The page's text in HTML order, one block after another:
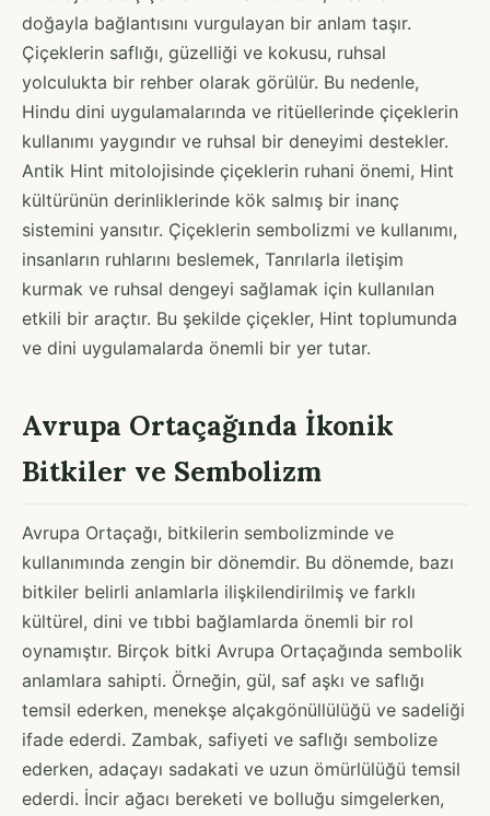
doğayla bağlantısını vurgulayan bir anlam taşır.
Çiçeklerin saflığı, güzelliği ve kokusu, ruhsal
yolculukta bir rehber olarak görülür. Bu nedenle,
Hindu dini uygulamalarında ve ritüellerinde çiçeklerin
kullanımı yaygındır ve ruhsal bir deneyimi destekler.
Antik Hint mitolojisinde çiçeklerin ruhani önemi, Hint
kültürünün derinliklerinde kök salmış bir inanç
sistemini yansıtır. Çiçeklerin sembolizmi ve kullanımı,
insanların ruhlarını beslemek, Tanrılarla iletişim
kurmak ve ruhsal dengeyi sağlamak için kullanılan
etkili bir araçtır. Bu şekilde çiçekler, Hint toplumunda
ve dini uygulamalarda önemli bir yer tutar.
Avrupa Ortaçağında İkonik
Bitkiler ve Sembolizm
Avrupa Ortaçağı, bitkilerin sembolizminde ve
kullanımında zengin bir dönemdir. Bu dönemde, bazı
bitkiler belirli anlamlarla ilişkilendirilmiş ve farklı
kültürel, dini ve tıbbi bağlamlarda önemli bir rol
oynamıştır. Birçok bitki Avrupa Ortaçağında sembolik
anlamlara sahipti. Örneğin, gül, saf aşkı ve saflığı
temsil ederken, menekşe alçakgönüllülüğü ve sadeliği
ifade ederdi. Zambak, safiyeti ve saflığı sembolize
ederken, adaçayı sadakati ve uzun ömürlülüğü temsil
ederdi. İncir ağacı bereketi ve bolluğu simgelerken,